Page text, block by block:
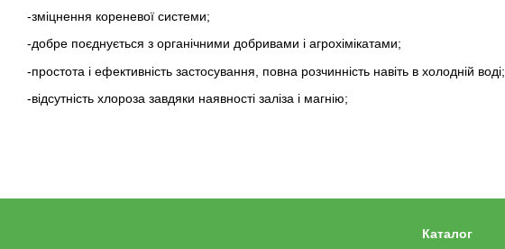
-зміцнення кореневої системи;
-добре поєднується з органічними добривами і агрохімікатами;
-простота і ефективність застосування, повна розчинність навіть в холодній воді;
-відсутність хлороза завдяки наявності заліза і магнію;
Каталог